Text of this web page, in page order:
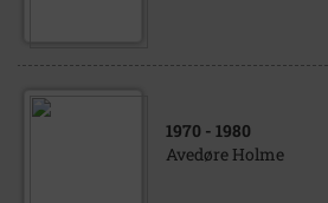
1970 - 1980
Avedøre Holme